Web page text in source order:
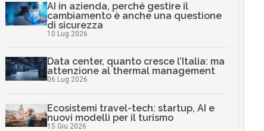
AI in azienda, perché gestire il
cambiamento è anche una questione
di sicurezza
10 Lug 2026
Data center, quanto cresce l’Italia: ma
attenzione al thermal management
06 Lug 2026
Ecosistemi travel-tech: startup, AI e
nuovi modelli per il turismo
15 Giu 2026